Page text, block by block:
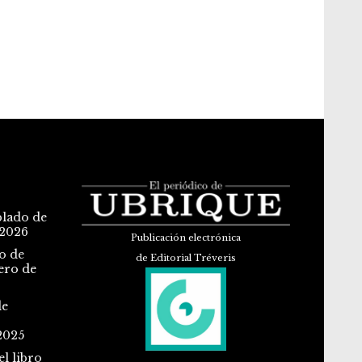
de
de
de
libro
Publicación electrónica
de Editorial Tréveris